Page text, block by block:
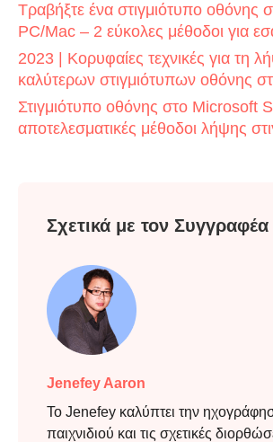
Τραβήξτε ένα στιγμιότυπο οθόνης
PC/Mac – 2 εύκολες μέθοδοι για
2023 | Κορυφαίες τεχνικές για τη
καλύτερων στιγμιότυπων οθόνης
Στιγμιότυπο οθόνης στο Microsoft
αποτελεσματικές μέθοδοι λήψης
Σχετικά με τον
Jenefey Aaron
Το Jenefey καλύπτει την
παιχνιδιού και τις σχετικές